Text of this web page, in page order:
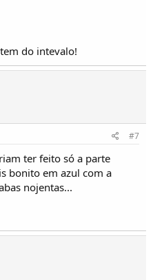
do intevalo!
#7
ter feito só a parte
bonito em azul com a
nojentas...